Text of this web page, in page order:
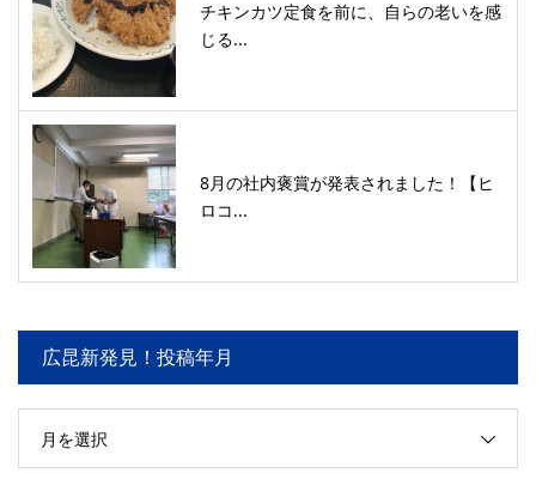
チキンカツ定食を前に、自らの老いを感
じる...
8月の社内褒賞が発表されました！【ヒ
ロコ...
広昆新発見！投稿年月
月を選択